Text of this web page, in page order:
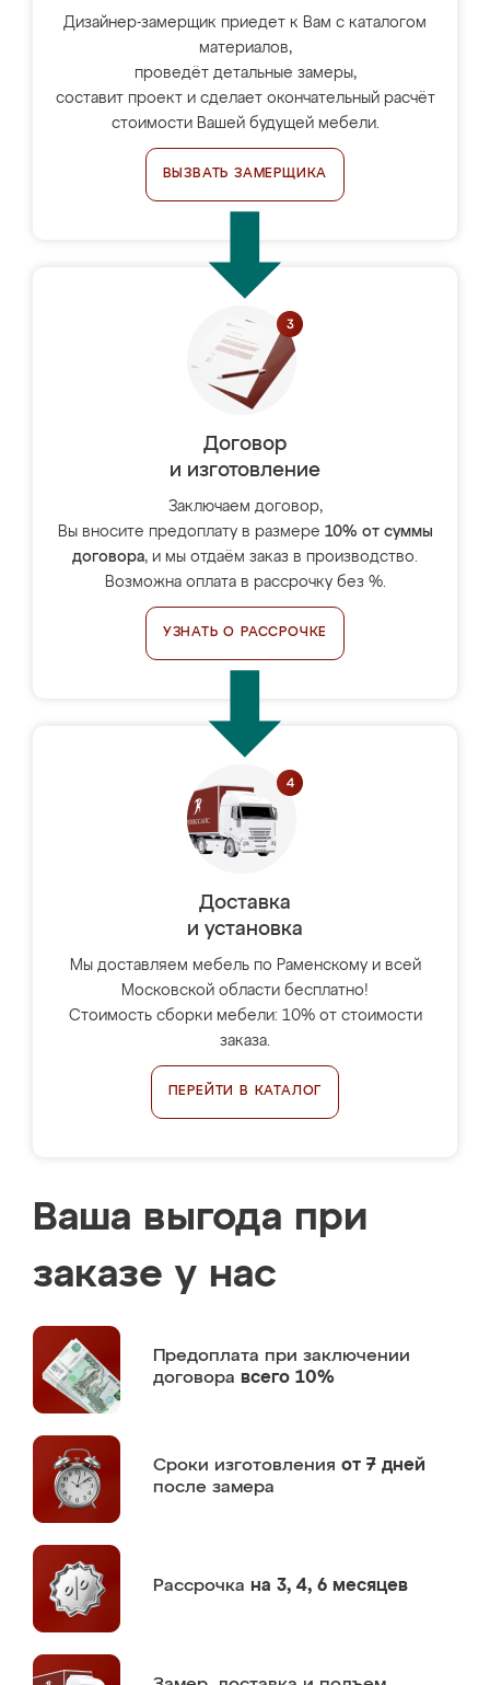
Дизайнер-замерщик приедет к Вам с каталогом
материалов,
проведёт детальные замеры,
составит проект и сделает окончательный расчёт
стоимости Вашей будущей мебели.
ВЫЗВАТЬ ЗАМЕРЩИКА
Договор
и изготовление
Заключаем договор,
Вы вносите предоплату в размере 10% от суммы
договора, и мы отдаём заказ в производство.
Возможна оплата в рассрочку без %.
УЗНАТЬ О РАССРОЧКЕ
Доставка
и установка
Мы доставляем мебель по Раменскому и всей
Московской области бесплатно!
Стоимость сборки мебели: 10% от стоимости
заказа.
ПЕРЕЙТИ В КАТАЛОГ
Ваша выгода при
заказе у нас
Предоплата при заключении
договора всего 10%
Сроки изготовления от 7 дней
после замера
Рассрочка на 3, 4, 6 месяцев